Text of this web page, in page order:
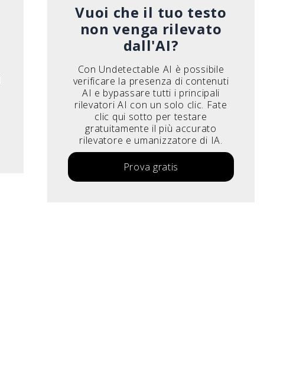
Vuoi che il tuo testo
non venga rilevato
dall'AI?
Con Undetectable AI è possibile
verificare la presenza di contenuti
AI e bypassare tutti i principali
rilevatori AI con un solo clic. Fate
clic qui sotto per testare
gratuitamente il più accurato
rilevatore e umanizzatore di IA.
Prova gratis